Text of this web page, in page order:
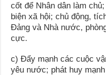
cốt để Nhân dân làm
biện xã hội; chủ động,
Đảng và Nhà nước,
cực.
c) Đẩy mạnh các cuộc
yêu nước; phát huy